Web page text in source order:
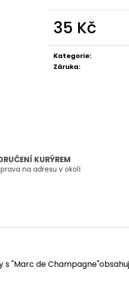
35 Kč
cena:
Kategorie:
Záruka:
KURÝREM
na adresu v okolí
s "Marc de Champagne"